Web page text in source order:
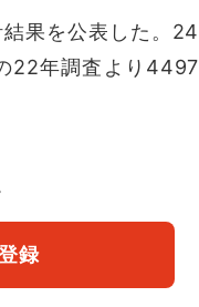
果を公表した。24
22年調査より4497
録